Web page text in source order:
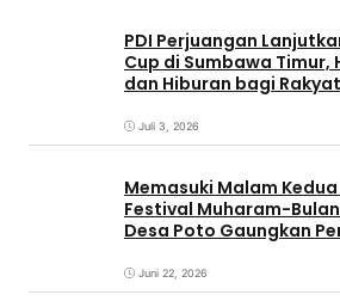
PDI Perjuangan
Cup di Sumbawa
dan Hiburan bagi Rakyat
Juli 3, 2026
Memasuki Malam
Festival Muharam-
Desa Poto Gaungkan
Juni 22, 2026